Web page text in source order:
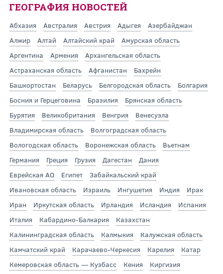
ГЕОГРАФИЯ НОВОСТЕЙ
Абхазия Австралия Австрия Адыгея
Азербайджан
Алжир
Алтай Алтайский край
Амурская область
Аргентина
Армения
Архангельская область
Астраханская область
Афганистан
Бахрейн
Башкортостан
Беларусь Белгородская область
Болгария
Босния и Герцеговина
Бразилия
Брянская область
Бурятия
Великобритания Венгрия
Венесуэла
Владимирская область
Волгоградская область
Вологодская область
Воронежская область
Вьетнам
Германия
Греция Грузия Дагестан
Дания
Еврейская АО
Египет
Забайкальский край
Ивановская область
Израиль Ингушетия Индия
Ирак
Иран
Иркутская область Ирландия Исландия
Испания
Италия
Кабардино-Балкария
Казахстан
Калининградская область
Калмыкия
Калужская область
Камчатский край
Карачаево-Черкесия Карелия
Катар
Кемеровская область — Кузбасс
Кения
Киргизия